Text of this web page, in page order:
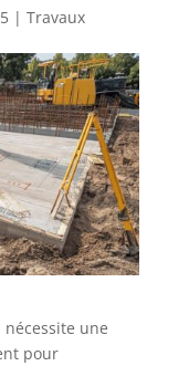
| Travaux
une
pour